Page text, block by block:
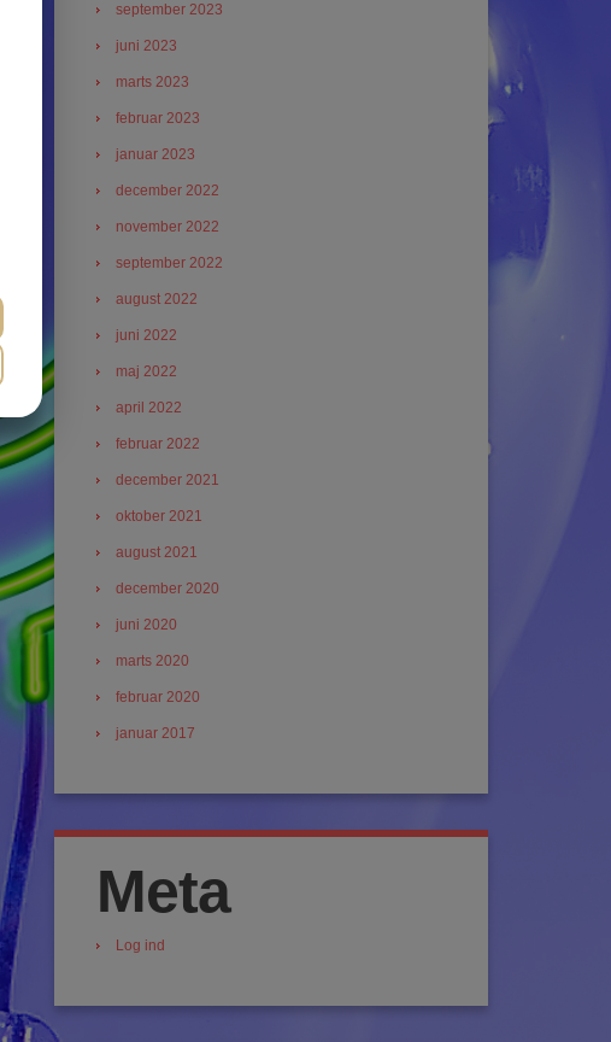
september 2023
juni 2023
marts 2023
februar 2023
januar 2023
december 2022
november 2022
september 2022
august 2022
juni 2022
maj 2022
april 2022
februar 2022
december 2021
oktober 2021
august 2021
december 2020
juni 2020
marts 2020
februar 2020
januar 2017
Meta
Log ind